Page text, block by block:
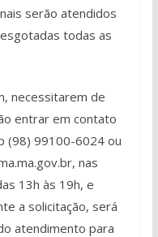
serão atendidos
todas as
necessitarem de
entrar em contato
(98) 99100-6024 ou
nas
13h às 19h, e
a solicitação, será
atendimento para